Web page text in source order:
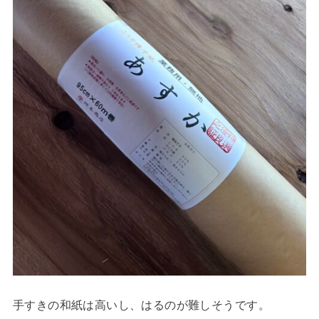
手すきの和紙は高いし、はるのが難しそうです。